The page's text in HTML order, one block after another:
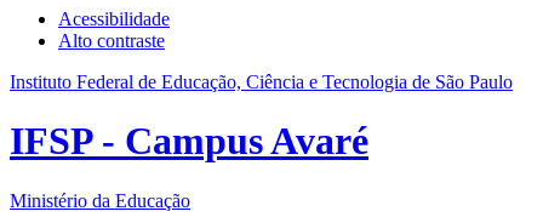
Acessibilidade
Alto contraste
Instituto Federal de Educação, Ciência e Tecnologia de São Paulo
IFSP - Campus Avaré
Ministério da Educação